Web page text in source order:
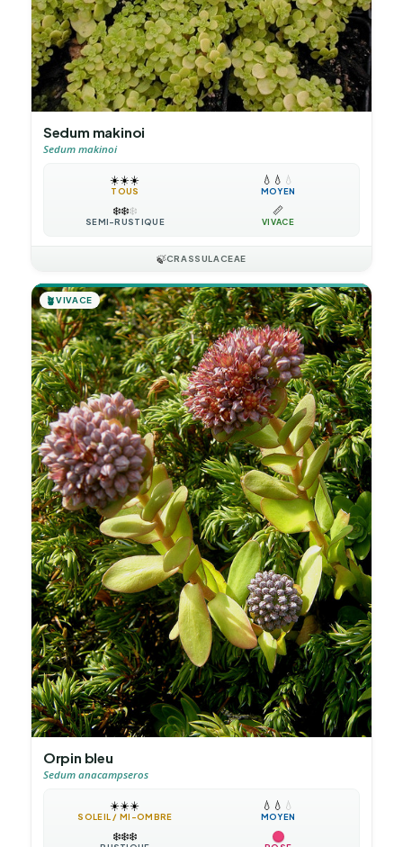
Sedum makinoi
Sedum makinoi
☀️☀️☀️
TOUS
💧 💧 💧
MOYEN
❄️❄️❄️
SEMI-RUSTIQUE
📏
VIVACE
🍃CRASSULACEAE
🪴VIVACE
Orpin bleu
Sedum anacampseros
☀️☀️☀️
SOLEIL / MI-OMBRE
💧 💧 💧
MOYEN
❄️❄️❄️